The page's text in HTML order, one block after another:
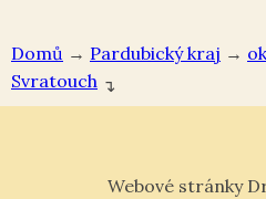
Domů → Pardubický kraj →
Svratouch ↴
Webové stránky